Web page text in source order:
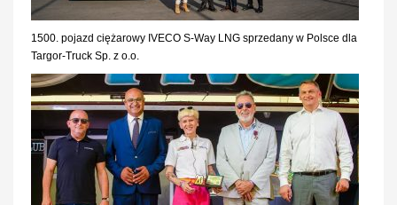
1500. pojazd ciężarowy IVECO S-Way LNG sprzedany w Polsce dla
Targor-Truck Sp. z o.o.